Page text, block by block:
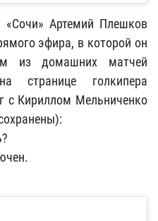
Артемий Плешков
эфира, в которой он
из домашних матчей
странице голкипера
с Кириллом Мельниченко